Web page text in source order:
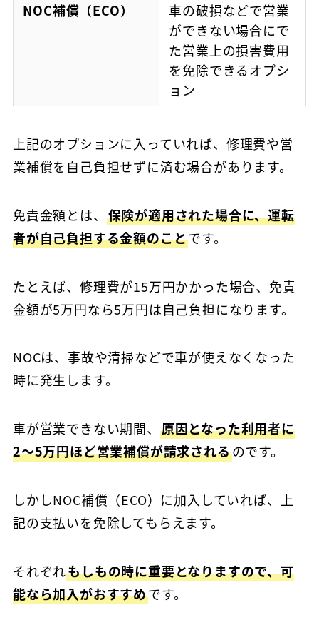
NOC補償（ECO）
車の破損などで営業
ができない場合にで
た営業上の損害費用
を免除できるオプシ
ョン
上記のオプションに入っていれば、修理費や営
業補償を自己負担せずに済む場合があります。
免責金額とは、 保険が適用された場合に、運転
者が自己負担する金額のことです。
たとえば、修理費が15万円かかった場合、免責
金額が5万円なら5万円は自己負担になります。
NOCは、事故や清掃などで車が使えなくなった
時に発生します。
車が営業できない期間、 原因となった利用者に
2〜5万円ほど営業補償が請求されるのです。
しかしNOC補償（ECO）に加入していれば、上
記の支払いを免除してもらえます。
それぞれもしもの時に重要となりますので、可
能なら加入がおすすめです。